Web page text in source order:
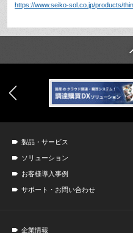
https://www.seiko-sol.co.jp/products/
製品・サービス
ソリューション
お客様導入事例
サポート・お問い合わせ
企業情報